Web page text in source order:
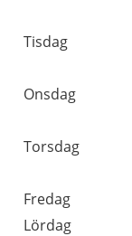
Tisdag
Onsdag
Torsdag
Fredag
Lördag